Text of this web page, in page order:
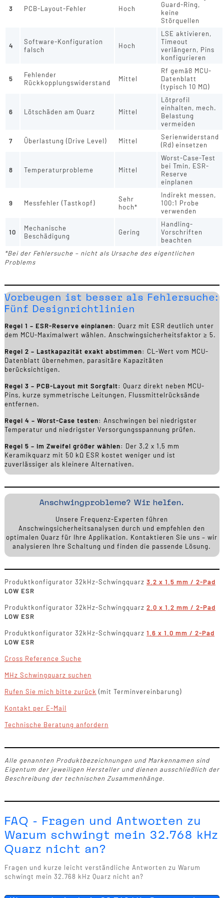
3 PCB-Layout-Fehler Hoch
Guard-Ring,
keine
Störquellen
4
Software-Konfiguration
falsch
Hoch
LSE aktivieren,
Timeout
verlängern, Pins
konfigurieren
5
Fehlender
Rückkopplungswiderstand
Mittel
Rf gemäß MCU-
Datenblatt
(typisch 10 MΩ)
6 Lötschäden am Quarz Mittel
Lötprofil
einhalten, mech.
Belastung
vermeiden
7 Überlastung (Drive Level) Mittel
Serienwiderstand
(Rd) einsetzen
8 Temperaturprobleme Mittel
Worst-Case-Test
bei Tmin, ESR-
Reserve
einplanen
9 Messfehler (Tastkopf)
Sehr
hoch*
Indirekt messen,
100:1 Probe
verwenden
10
Mechanische
Beschädigung
Gering
Handling-
Vorschriften
beachten
*Bei der Fehlersuche – nicht als Ursache des eigentlichen
Problems
Vorbeugen ist besser als Fehlersuche:
Fünf Designrichtlinien
Regel 1 – ESR-Reserve einplanen: Quarz mit ESR deutlich unter
dem MCU-Maximalwert wählen. Anschwingsicherheitsfaktor ≥ 5.
Regel 2 – Lastkapazität exakt abstimmen: CL-Wert vom MCU-
Datenblatt übernehmen, parasitäre Kapazitäten
berücksichtigen.
Regel 3 – PCB-Layout mit Sorgfalt: Quarz direkt neben MCU-
Pins, kurze symmetrische Leitungen, Flussmittelrücksände
entfernen.
Regel 4 – Worst-Case testen: Anschwingen bei niedrigster
Temperatur und niedrigster Versorgungsspannung prüfen.
Regel 5 – Im Zweifel größer wählen: Der 3,2 x 1,5 mm
Keramikquarz mit 50 kΩ ESR kostet weniger und ist
zuverlässiger als kleinere Alternativen.
Anschwingprobleme? Wir helfen.
Unsere Frequenz-Experten führen
Anschwingsicherheitsanalysen durch und empfehlen den
optimalen Quarz für Ihre Applikation. Kontaktieren Sie uns – wir
analysieren Ihre Schaltung und finden die passende Lösung.
Produktkonfigurator 32kHz-Schwingquarz 3.2 x 1.5 mm / 2-Pad
LOW ESR
Produktkonfigurator 32kHz-Schwingquarz 2.0 x 1.2 mm / 2-Pad
LOW ESR
Produktkonfigurator 32kHz-Schwingquarz 1.6 x 1.0 mm / 2-Pad
LOW ESR
Cross Reference Suche
MHz Schwingquarz suchen
Rufen Sie mich bitte zurück (mit Terminvereinbarung)
Kontakt per E-Mail
Technische Beratung anfordern
Alle genannten Produktbezeichnungen und Markennamen sind
Eigentum der jeweiligen Hersteller und dienen ausschließlich der
Beschreibung der technischen Zusammenhänge.
FAQ - Fragen und Antworten zu
Warum schwingt mein 32.768 kHz
Quarz nicht an?
Fragen und kurze leicht verständliche Antworten zu Warum
schwingt mein 32.768 kHz Quarz nicht an?